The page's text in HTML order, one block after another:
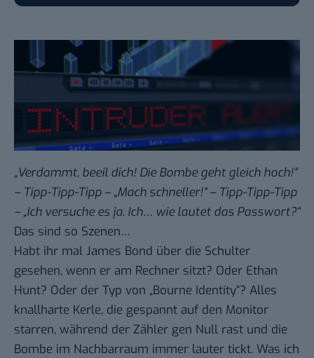
„Verdammt, beeil dich! Die Bombe geht gleich hoch!“
– Tipp-Tipp-Tipp – „Mach schneller!“ – Tipp-Tipp-Tipp
– „Ich versuche es ja. Ich… wie lautet das Passwort?“
Das sind so Szenen…
Habt ihr mal James Bond über die Schulter
gesehen, wenn er am Rechner sitzt? Oder Ethan
Hunt? Oder der Typ von „Bourne Identity“? Alles
knallharte Kerle, die gespannt auf den Monitor
starren, während der Zähler gen Null rast und die
Bombe im Nachbarraum immer lauter tickt. Was ich